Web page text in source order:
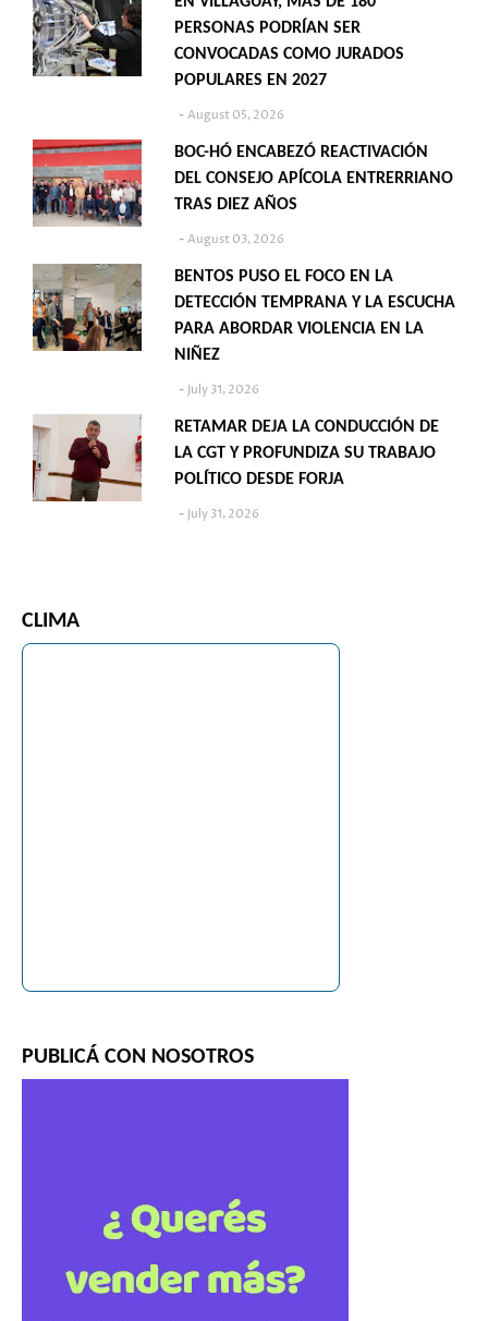
PERSONAS PODRÍAN SER
CONVOCADAS COMO JURADOS
POPULARES EN 2027
August 05, 2026
BOC-HÓ ENCABEZÓ REACTIVACIÓN
DEL CONSEJO APÍCOLA ENTRERRIANO
TRAS DIEZ AÑOS
August 03, 2026
BENTOS PUSO EL FOCO EN LA
DETECCIÓN TEMPRANA Y LA ESCUCHA
PARA ABORDAR VIOLENCIA EN LA
NIÑEZ
July 31, 2026
RETAMAR DEJA LA CONDUCCIÓN DE
LA CGT Y PROFUNDIZA SU TRABAJO
POLÍTICO DESDE FORJA
July 31, 2026
CLIMA
PUBLICÁ CON NOSOTROS